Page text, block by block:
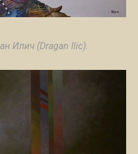
Илич (Dragan Ilic).